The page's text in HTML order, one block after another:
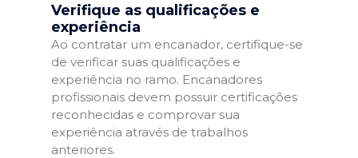
Verifique as qualificações e
experiência
Ao contratar um encanador, certifique-se
de verificar suas qualificações e
experiência no ramo. Encanadores
profissionais devem possuir certificações
reconhecidas e comprovar sua
experiência através de trabalhos
anteriores.